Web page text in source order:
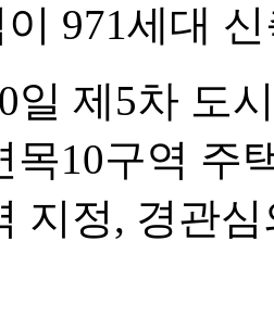
971세대
일 제5차 도
목10구역 주
지정, 경관